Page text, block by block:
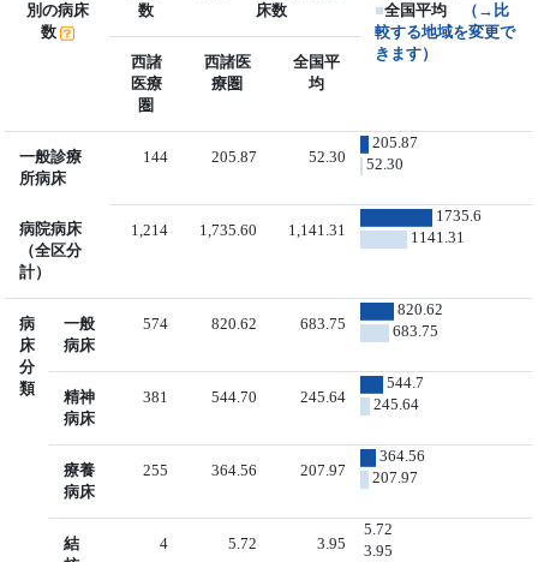
別の病床
数
数
床数
■全国平均
（→比
較する地域を変更で
きます）
西諸
医療
圏
西諸医
療圏
全国平
均
一般診療
所病床
144 205.87 52.30
205.87
52.30
病院病床
（全区分
計）
1,214 1,735.60 1,141.31
1735.6
1141.31
病
床
分
類
一般
病床
574 820.62 683.75
820.62
683.75
精神
病床
381 544.70 245.64
544.7
245.64
療養
病床
255 364.56 207.97
364.56
207.97
結
4 5.72 3.95
5.72
3.95